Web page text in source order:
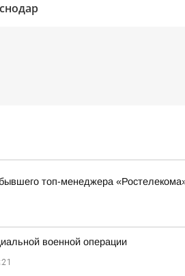
топ-менеджера
военной операции